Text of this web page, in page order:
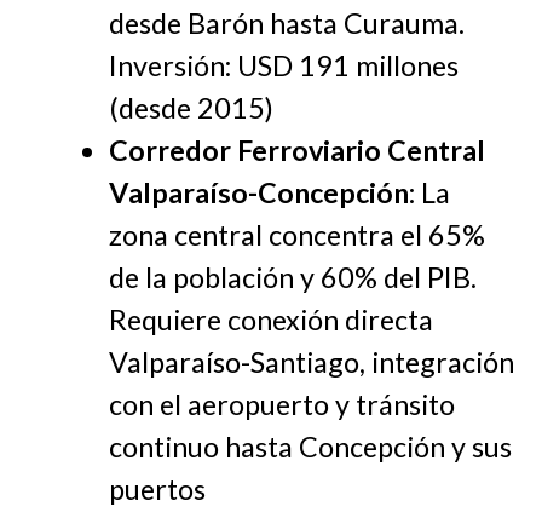
desde Barón hasta Curauma.
Inversión: USD 191 millones
(desde 2015)
Corredor Ferroviario Central
Valparaíso-Concepción: La
zona central concentra el 65%
de la población y 60% del PIB.
Requiere conexión directa
Valparaíso-Santiago, integración
con el aeropuerto y tránsito
continuo hasta Concepción y sus
puertos